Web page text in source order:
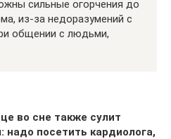
сильные огорчения до
из-за недоразумений с
общении с людьми,
во сне также сулит
посетить кардиолога,